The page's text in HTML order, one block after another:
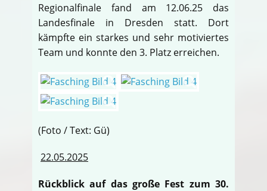
Regionalfinale fand am 12.06.25 das
Landesfinale in Dresden statt. Dort
kämpfte ein starkes und sehr motiviertes
Team und konnte den 3. Platz erreichen.
(Foto / Text: Gü)
22.05.2025
Rückblick auf das große Fest zum 30.